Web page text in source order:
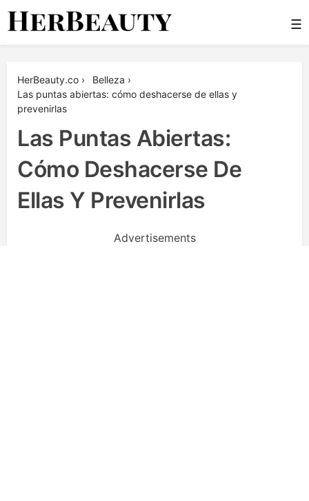
Skip
☰
HerBeauty.co › Belleza ›
Las puntas abiertas: cómo deshacerse de ellas y
prevenirlas
Las Puntas Abiertas:
Cómo Deshacerse De
Ellas Y Prevenirlas
Advertisements